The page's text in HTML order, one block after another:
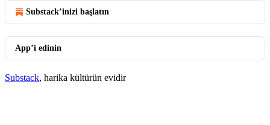
Substack’inizi başlatın
App’i edinin
Substack, harika kültürün evidir